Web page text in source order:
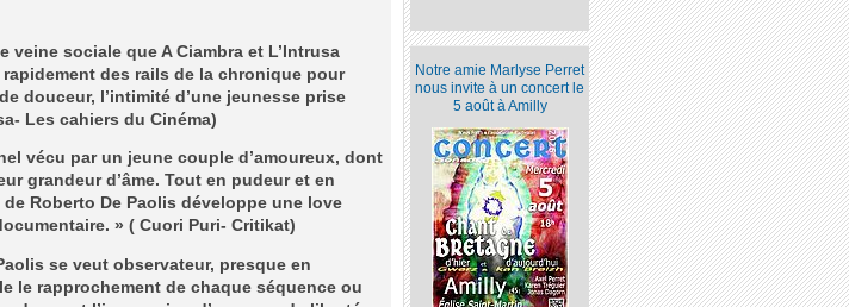
veine sociale que A Ciambra et L’Intrusa
rapidement des rails de la chronique pour
douceur, l’intimité d’une jeunesse prise
Les cahiers du Cinéma)
vécu par un jeune couple d’amoureux, dont
grandeur d’âme. Tout en pudeur et en
Roberto De Paolis développe une love
» ( Cuori Puri- Critikat)
se veut observateur, presque en
le rapprochement de chaque séquence ou
Notre amie Marlyse Perret
nous invite à un concert le
5 août à Amilly